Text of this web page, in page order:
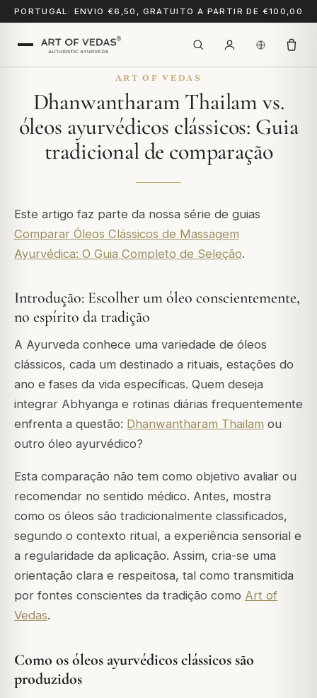
PORTUGAL: ENVIO €6,50, GRATUITO A PARTIR DE €100,00
ART OF VEDAS
Dhanwantharam Thailam vs.
óleos ayurvédicos clássicos: Guia
tradicional de comparação
Este artigo faz parte da nossa série de guias
Comparar Óleos Clássicos de Massagem
Ayurvédica: O Guia Completo de Seleção.
Introdução: Escolher um óleo conscientemente,
no espírito da tradição
A Ayurveda conhece uma variedade de óleos
clássicos, cada um destinado a rituais, estações do
ano e fases da vida específicas. Quem deseja
integrar Abhyanga e rotinas diárias frequentemente
enfrenta a questão: Dhanwantharam Thailam ou
outro óleo ayurvédico?
Esta comparação não tem como objetivo avaliar ou
recomendar no sentido médico. Antes, mostra
como os óleos são tradicionalmente classificados,
segundo o contexto ritual, a experiência sensorial e
a regularidade da aplicação. Assim, cria-se uma
orientação clara e respeitosa, tal como transmitida
por fontes conscientes da tradição como Art of
Vedas.
Como os óleos ayurvédicos clássicos são
produzidos